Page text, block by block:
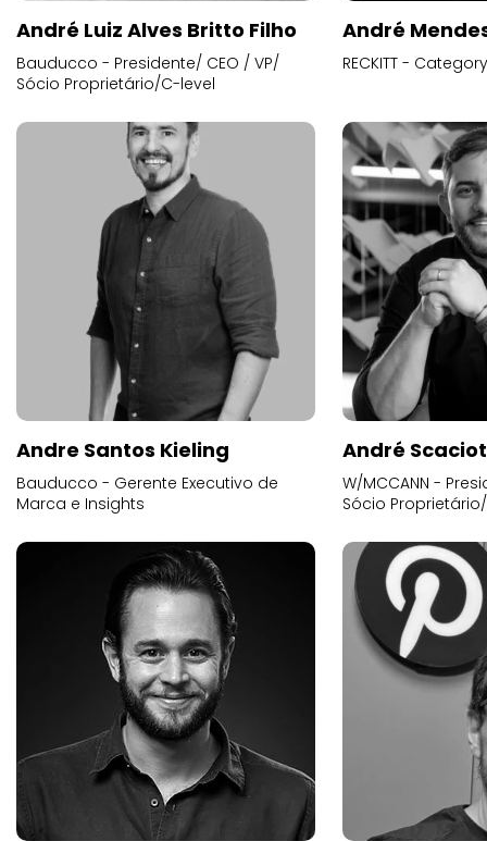
André Luiz Alves Britto Filho
Bauducco - Presidente/ CEO / VP/
Sócio Proprietário/C-level
André
RECKITT -
Andre Santos Kieling
Bauducco - Gerente Executivo de
Marca e Insights
André
W/MCCANN -
Sócio